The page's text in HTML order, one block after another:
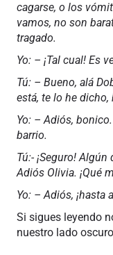
cagarse, o los
vamos, no son
tragado.
Yo: – ¡Tal cual! Es
Tú: – Bueno, alá
está, te lo he dicho,
Yo: – Adiós,
barrio.
Tú:- ¡Seguro!
Adiós Olivia. ¡Qué
Yo: – Adiós, ¡hasta
Si sigues leyendo
nuestro lado